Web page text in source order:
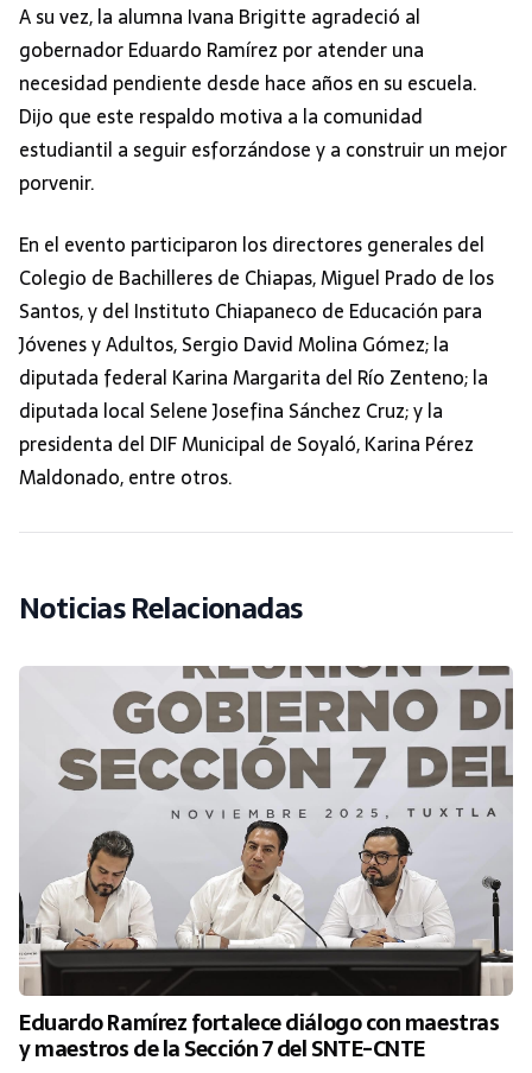
A su vez, la alumna Ivana Brigitte agradeció al
gobernador Eduardo Ramírez por atender una
necesidad pendiente desde hace años en su escuela.
Dijo que este respaldo motiva a la comunidad
estudiantil a seguir esforzándose y a construir un mejor
porvenir.
En el evento participaron los directores generales del
Colegio de Bachilleres de Chiapas, Miguel Prado de los
Santos, y del Instituto Chiapaneco de Educación para
Jóvenes y Adultos, Sergio David Molina Gómez; la
diputada federal Karina Margarita del Río Zenteno; la
diputada local Selene Josefina Sánchez Cruz; y la
presidenta del DIF Municipal de Soyaló, Karina Pérez
Maldonado, entre otros.
Noticias Relacionadas
Eduardo Ramírez fortalece diálogo con maestras
y maestros de la Sección 7 del SNTE-CNTE